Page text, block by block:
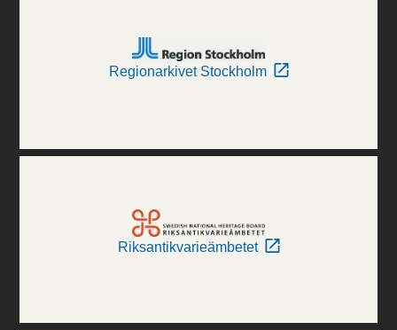
Regionarkivet Stockholm
Riksantikvarieämbetet